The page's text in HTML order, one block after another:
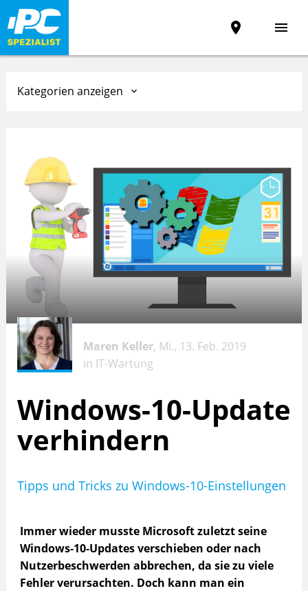
menu
place
Kategorien anzeigen
Maren Keller, Mi., 13. Feb. 2019
in IT-Wartung
Windows-10-Update
verhindern
Tipps und Tricks zu Windows-10-Einstellungen
Immer wieder musste Microsoft zuletzt seine
Windows-10-Updates verschieben oder nach
Nutzerbeschwerden abbrechen, da sie zu viele
Fehler verursachten. Doch kann man ein